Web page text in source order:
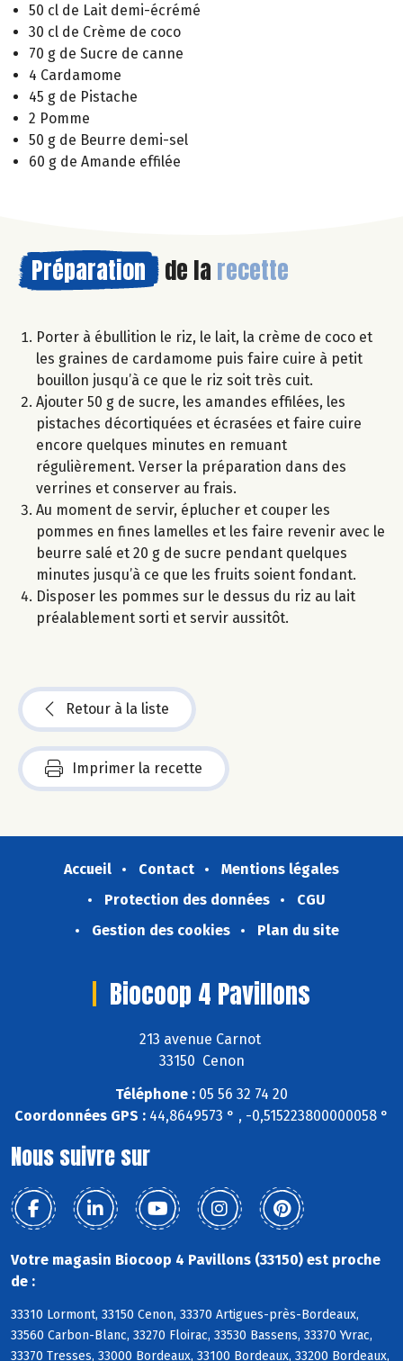
50 cl de Lait demi-écrémé
30 cl de Crème de coco
70 g de Sucre de canne
4 Cardamome
45 g de Pistache
2 Pomme
50 g de Beurre demi-sel
60 g de Amande effilée
Préparation de la recette
Porter à ébullition le riz, le lait, la crème de coco et
les graines de cardamome puis faire cuire à petit
bouillon jusqu’à ce que le riz soit très cuit.
Ajouter 50 g de sucre, les amandes effilées, les
pistaches décortiquées et écrasées et faire cuire
encore quelques minutes en remuant
régulièrement. Verser la préparation dans des
verrines et conserver au frais.
Au moment de servir, éplucher et couper les
pommes en fines lamelles et les faire revenir avec le
beurre salé et 20 g de sucre pendant quelques
minutes jusqu’à ce que les fruits soient fondant.
Disposer les pommes sur le dessus du riz au lait
préalablement sorti et servir aussitôt.
Retour à la liste
Imprimer la recette
Accueil Contact
Mentions légales
Protection des données
CGU
Gestion des cookies
Plan du site
Biocoop 4 Pavillons
213 avenue Carnot
33150 Cenon
Téléphone : 05 56 32 74 20
Coordonnées GPS : 44,8649573 ° , -0,515223800000058 °
Nous suivre sur
Votre magasin Biocoop 4 Pavillons (33150) est proche
de :
33310 Lormont, 33150 Cenon, 33370 Artigues-près-Bordeaux,
33560 Carbon-Blanc, 33270 Floirac, 33530 Bassens, 33370 Yvrac,
33370 Tresses, 33000 Bordeaux, 33100 Bordeaux, 33200 Bordeaux,